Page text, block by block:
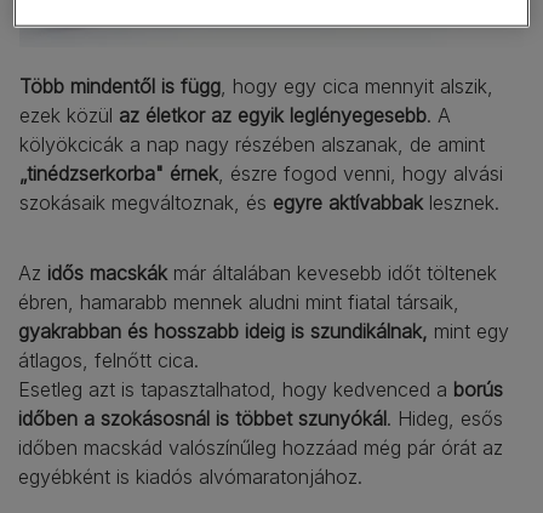
Több mindentől is függ, hogy egy cica mennyit alszik,
ezek közül az életkor az egyik leglényegesebb. A
kölyökcicák a nap nagy részében alszanak, de amint
„tinédzserkorba" érnek, észre fogod venni, hogy alvási
szokásaik megváltoznak, és egyre aktívabbaklesznek.
Az idős macskák már általában kevesebb időt töltenek
ébren, hamarabb mennek aludni mint fiatal társaik,
gyakrabban és hosszabb ideig is szundikálnak, mint egy
átlagos, felnőtt cica.
Esetleg azt is tapasztalhatod, hogy kedvenced a borús
időben a szokásosnál is többet szunyókál. Hideg, esős
időben macskád valószínűleg hozzáad még pár órát az
egyébként is kiadós alvómaratonjához.